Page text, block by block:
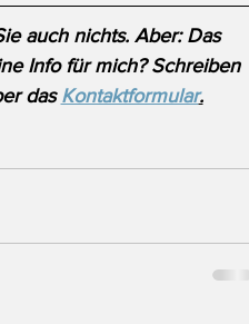
auch nichts. Aber: Das
Info für mich? Schreiben
das Kontaktformular.